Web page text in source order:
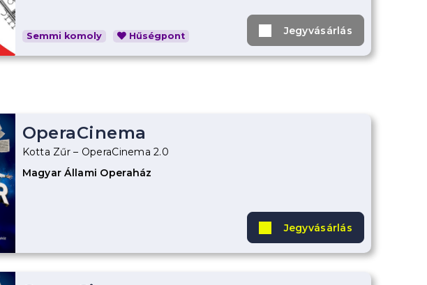
Semmi komoly Hűségpont Jegyvásárlás
OperaCinema
Kotta Zűr – OperaCinema 2.0
Magyar Állami Operaház
Jegyvásárlás